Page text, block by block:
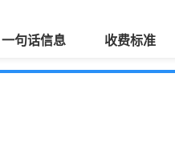
一句话信息 收费标准